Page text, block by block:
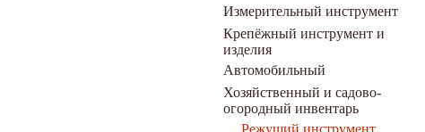
Измерительный инструмент
Крепёжный инструмент и
изделия
Автомобильный
Хозяйственный и садово-
огородный инвентарь
Режущий инструмент